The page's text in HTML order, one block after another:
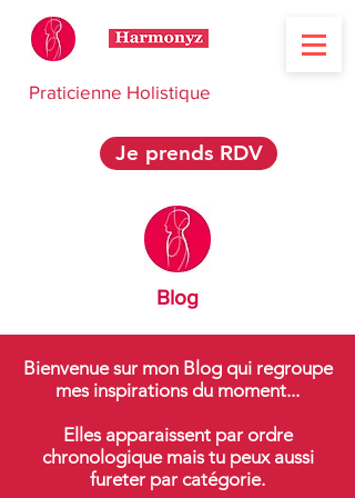
Je prends RDV
Praticienne Holistique
Blog
Bienvenue sur mon Blog qui regroupe
mes inspirations du moment...
Elles apparaissent par ordre
chronologique mais tu peux aussi
fureter par catégorie.